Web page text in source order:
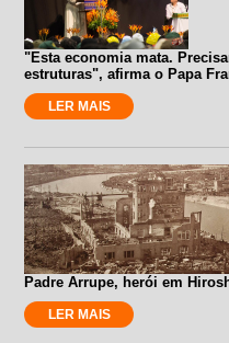
"Esta economia mata.
estruturas", afirma o Papa
LER MAIS
Padre Arrupe, herói em
LER MAIS